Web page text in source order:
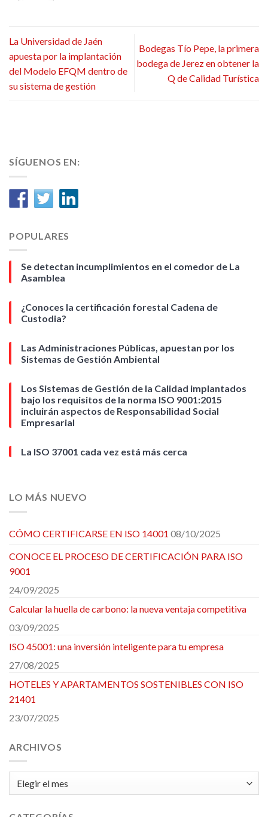
La Universidad de Jaén
apuesta por la implantación
del Modelo EFQM dentro de
su sistema de gestión
Bodegas Tío Pepe, la primera
bodega de Jerez en obtener la
Q de Calidad Turística
SÍGUENOS EN:
POPULARES
Se detectan incumplimientos en el comedor de La
Asamblea
¿Conoces la certificación forestal Cadena de
Custodia?
Las Administraciones Públicas, apuestan por los
Sistemas de Gestión Ambiental
Los Sistemas de Gestión de la Calidad implantados
bajo los requisitos de la norma ISO 9001:2015
incluirán aspectos de Responsabilidad Social
Empresarial
La ISO 37001 cada vez está más cerca
LO MÁS NUEVO
CÓMO CERTIFICARSE EN ISO 14001 08/10/2025
CONOCE EL PROCESO DE CERTIFICACIÓN PARA ISO
9001
24/09/2025
Calcular la huella de carbono: la nueva ventaja competitiva
03/09/2025
ISO 45001: una inversión inteligente para tu empresa
27/08/2025
HOTELES Y APARTAMENTOS SOSTENIBLES CON ISO
21401
23/07/2025
ARCHIVOS